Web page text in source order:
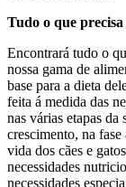
Tudo o que
Encontrará tudo o
nossa gama de
base para a dieta
feita á medida das
nas várias etapas
crescimento, na
vida dos cães e
necessidades
necessidades